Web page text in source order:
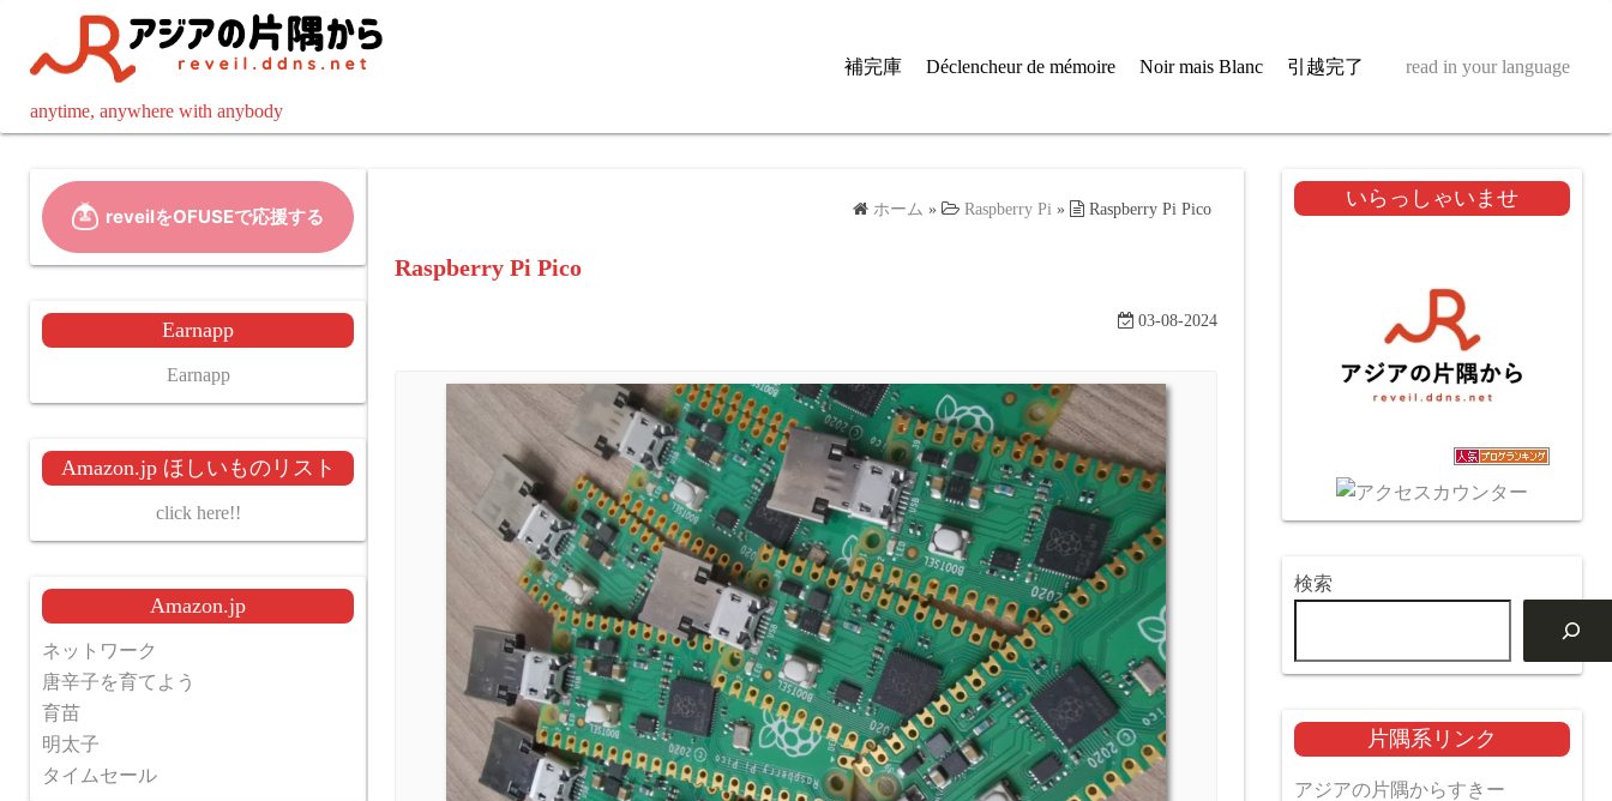
ツ
anytime, anywhere with anybody
補完庫 Déclencheur de mémoire Noir mais Blanc 引越完了 read in your language
ホーム » Raspberry Pi » Raspberry Pi Pico
Raspberry Pi Pico
03-08-2024
Earnapp
Earnapp
Amazon.jp ほしいものリスト
click here!!
Amazon.jp
ネットワーク
唐辛子を育てよう
育苗
明太子
タイムセール
いらっしゃいませ
検索
片隅系リンク
アジアの片隅からすきー